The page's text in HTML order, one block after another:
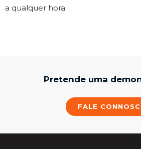
a qualquer hora.
Pretende uma
FALE